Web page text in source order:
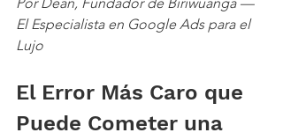
El Especialista en Google Ads para el
Lujo
El Error Más Caro que
Puede Cometer una